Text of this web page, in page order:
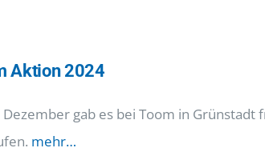
Aktion 2024
Dezember gab es bei Toom in Grünstadt
mehr…